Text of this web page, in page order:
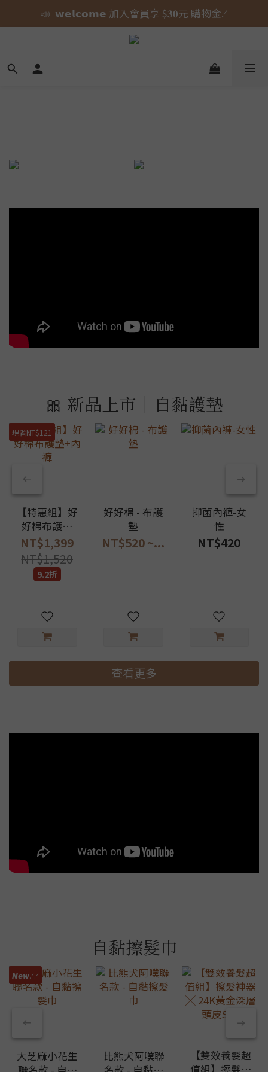
🎀 蝴蝶結貓貓的大人系日常 新上市⋆˚𝜗𝜚˚⋆
📣  𝘄𝗲𝗹𝗰𝗼𝗺𝗲 加入會員享 $𝟑𝟎元 購物金.ᐟ
⚠️ 授權即將到期｜威嗝高校 自黏收納巾 現貨倒數中.ᐟ
🎀 蝴蝶結貓貓的大人系日常 新上市⋆˚𝜗𝜚˚⋆
🎀 新品上市｜自黏護墊
現省NT$121
【特惠組】好
好棉布護墊
+內褲
NT$1,399
NT$1,520
9.2折
好好棉 - 布護
墊
NT$520 ~...
抑菌內褲-女
性
NT$420
查看更多
自黏擦髮巾
𝙉𝙚𝙬.ᐟ.ᐟ
大芝麻小花生
比熊犬阿噗聯
【雙效養髮超